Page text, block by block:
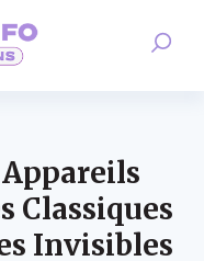
Classiques
Invisibles